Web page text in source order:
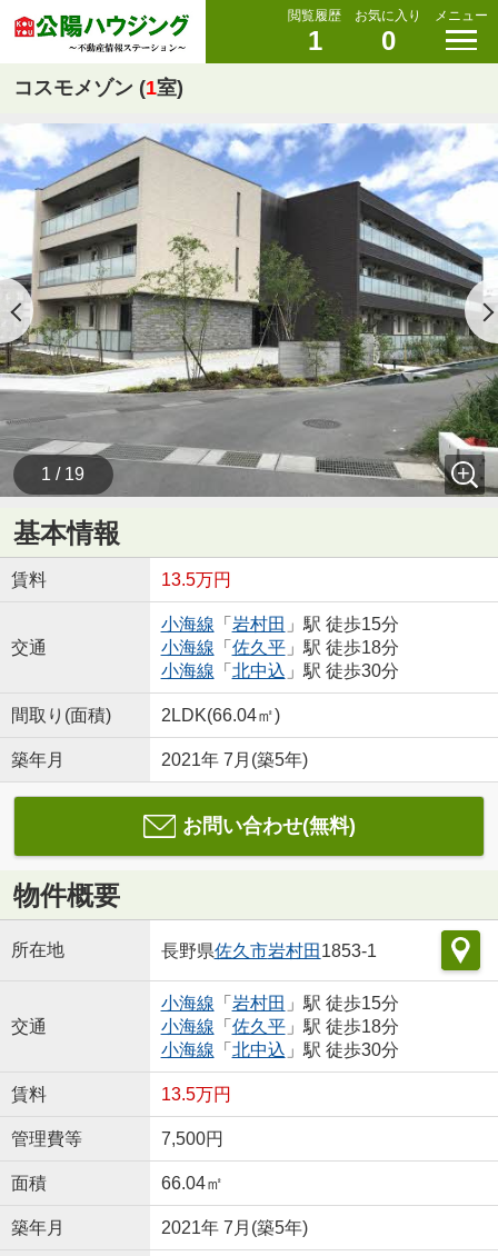
閲覧履歴
1
お気に入り
0
メニュー
コスモメゾン (1室)
1 / 19
基本情報
賃料 13.5万円
交通
小海線 「 岩村田 」駅 徒歩15分
小海線 「 佐久平」駅 徒歩18分
小海線 「 北中込 」駅 徒歩30分
間取り(面積) 2LDK(66.04㎡)
築年月 2021年 7月(築5年)
お問い合わせ(無料)
物件概要
所在地 長野県佐久市岩村田 1853-1
交通
小海線 「 岩村田 」駅 徒歩15分
小海線 「 佐久平」駅 徒歩18分
小海線 「 北中込 」駅 徒歩30分
賃料 13.5万円
管理費等 7,500円
面積 66.04㎡
築年月 2021年 7月(築5年)